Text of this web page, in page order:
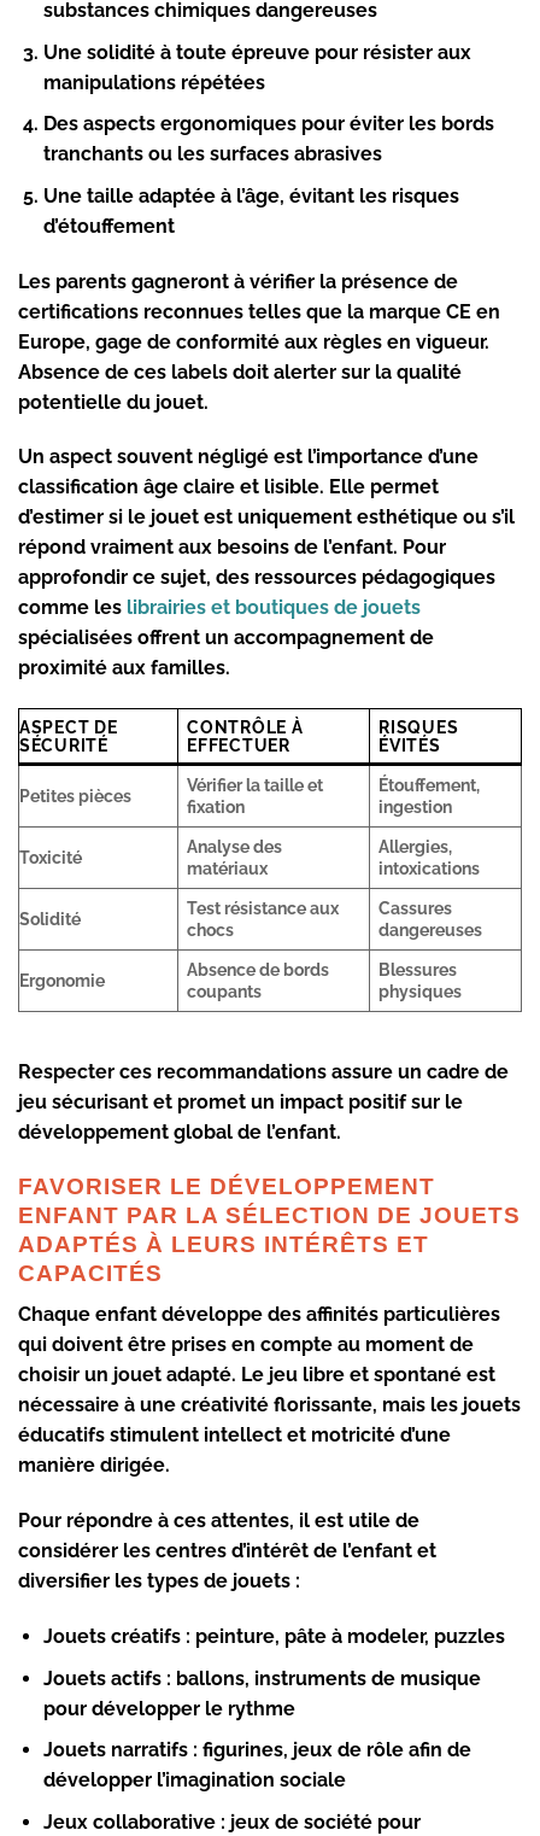
substances chimiques dangereuses
Une solidité à toute épreuve pour résister aux
manipulations répétées
Des aspects ergonomiques pour éviter les bords
tranchants ou les surfaces abrasives
Une taille adaptée à l’âge, évitant les risques
d’étouffement
Les parents gagneront à vérifier la présence de
certifications reconnues telles que la marque CE en
Europe, gage de conformité aux règles en vigueur.
Absence de ces labels doit alerter sur la qualité
potentielle du jouet.
Un aspect souvent négligé est l’importance d’une
classification âge claire et lisible. Elle permet
d’estimer si le jouet est uniquement esthétique ou s’il
répond vraiment aux besoins de l’enfant. Pour
approfondir ce sujet, des ressources pédagogiques
comme les librairies et boutiques de jouets
spécialisées offrent un accompagnement de
proximité aux familles.
ASPECT DE
SÉCURITÉ
CONTRÔLE À
EFFECTUER
RISQUES
ÉVITÉS
Petites pièces
Vérifier la taille et
fixation
Étouffement,
ingestion
Toxicité
Analyse des
matériaux
Allergies,
intoxications
Solidité
Test résistance aux
chocs
Cassures
dangereuses
Ergonomie
Absence de bords
coupants
Blessures
physiques
Respecter ces recommandations assure un cadre de
jeu sécurisant et promet un impact positif sur le
développement global de l’enfant.
FAVORISER LE DÉVELOPPEMENT
ENFANT PAR LA SÉLECTION DE JOUETS
ADAPTÉS À LEURS INTÉRÊTS ET
CAPACITÉS
Chaque enfant développe des affinités particulières
qui doivent être prises en compte au moment de
choisir un jouet adapté. Le jeu libre et spontané est
nécessaire à une créativité florissante, mais les jouets
éducatifs stimulent intellect et motricité d’une
manière dirigée.
Pour répondre à ces attentes, il est utile de
considérer les centres d’intérêt de l’enfant et
diversifier les types de jouets :
Jouets créatifs: peinture, pâte à modeler, puzzles
Jouets actifs: ballons, instruments de musique
pour développer le rythme
Jouets narratifs: figurines, jeux de rôle afin de
développer l’imagination sociale
Jeux collaborative: jeux de société pour